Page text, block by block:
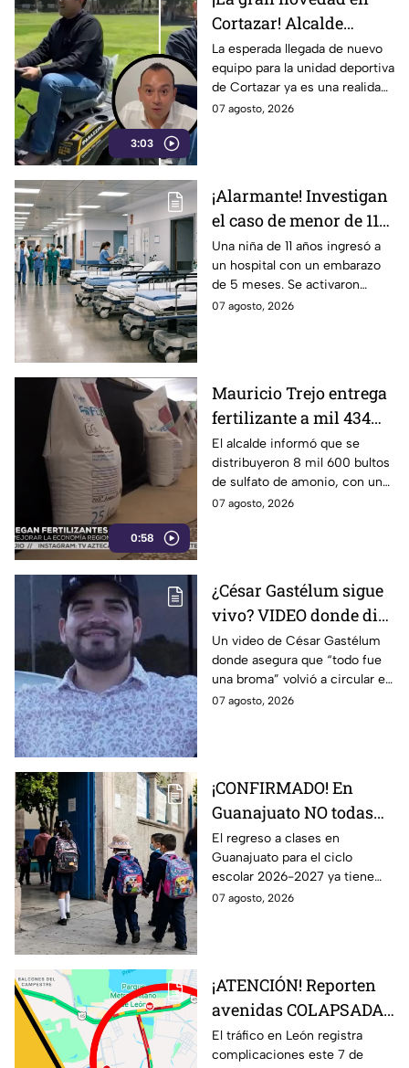
3:03
Cortazar! Alcalde
presume nuevo equipo
para la unidad
deportiva… y era una
podadora
La esperada llegada de nuevo
equipo para la unidad deportiva
de Cortazar ya es una realidad.
El alcalde Mauricio Estefanía
07 agosto, 2026
¡Alarmante! Investigan
el caso de menor de 11
años embarazada; esto
ocurrió
Una niña de 11 años ingresó a
un hospital con un embarazo
de 5 meses. Se activaron
protocolos de salud y las
07 agosto, 2026
0:58
Mauricio Trejo entrega
fertilizante a mil 434
productores de San
Miguel de Allende
El alcalde informó que se
distribuyeron 8 mil 600 bultos
de sulfato de amonio, con una
inversión cercana a los 3
07 agosto, 2026
¿César Gastélum sigue
vivo? VIDEO donde dice
que “todo fue una
broma” SE VIRALIZA
en redes; esto se sabe
Un video de César Gastélum
donde asegura que “todo fue
una broma” volvió a circular en
redes sociales y generó dudas
07 agosto, 2026
¡CONFIRMADO! En
Guanajuato NO todas
las escuelas regresan a
clases el 31 de agosto;
esto debes saber
El regreso a clases en
Guanajuato para el ciclo
escolar 2026-2027 ya tiene
fecha, pero no todos los
07 agosto, 2026
¡ATENCIÓN! Reporten
avenidas COLAPSADAS
en el Morelos, Las
Torres y San Juan
El tráfico en León registra
complicaciones este 7 de